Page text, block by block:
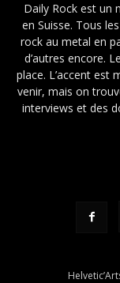
Daily Rock est un
en Suisse. Tous
rock au metal en
d’autres encore.
place. L’accent est
venir, mais on
interviews et des